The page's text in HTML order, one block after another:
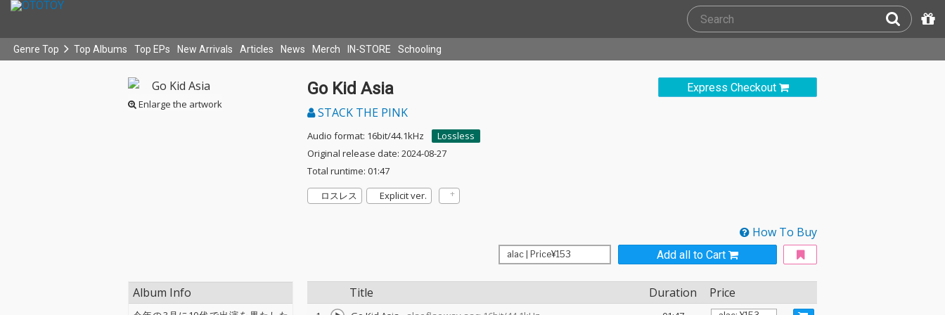
Genre Top Top Albums Top EPs New Arrivals Articles News Merch IN-STORE Schooling
Enlarge the artwork
Express Checkout
Go Kid Asia
STACK THE PINK
Audio format: 16bit/44.1kHz
Lossless
Original release date: 2024-08-27
Total runtime: 01:47
ロスレス
Explicit ver.
How To Buy
Add all to Cart
Title Duration Price
Album Info